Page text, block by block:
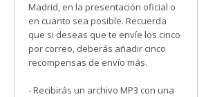
Madrid, en la presentación oficial o
en cuanto sea posible. Recuerda
que si deseas que te envíe los cinco
por correo, deberás añadir cinco
recompensas de envío más.
- Recibirás un archivo MP3 con una